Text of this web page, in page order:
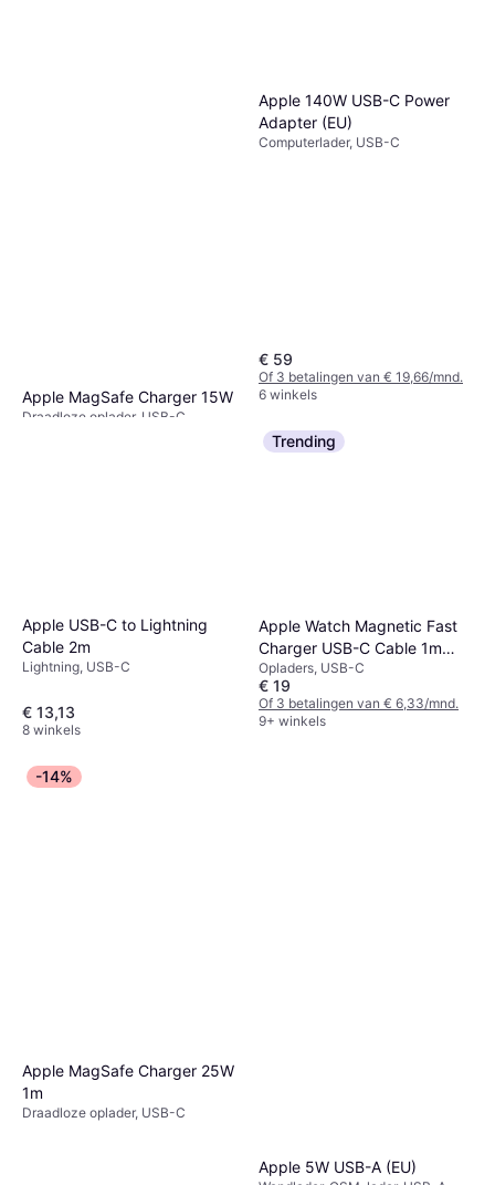
Apple MagSafe Charger 15W
Draadloze oplader, USB-C
Apple 140W USB-C Power
Adapter (EU)
Computerlader, USB-C
€ 59
Of 3 betalingen van € 19,66/mnd.
6 winkels
Apple USB-C to Lightning
Cable 2m
Lightning, USB-C
€ 13,13
8 winkels
Trending
Apple Watch Magnetic Fast
Charger USB-C Cable 1m
White
Opladers, USB-C
€ 19
Of 3 betalingen van € 6,33/mnd.
9+ winkels
-14%
Apple MagSafe Charger 25W
1m
Draadloze oplader, USB-C
Apple 5W USB-A (EU)